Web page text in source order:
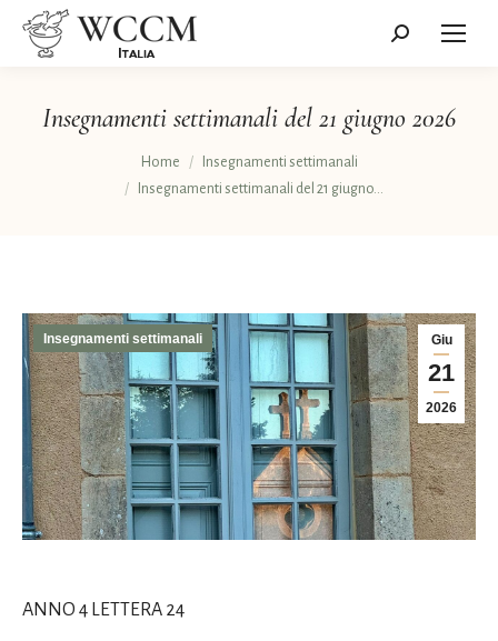
Cerca:
Insegnamenti settimanali del 21 giugno 2026
Home
Insegnamenti settimanali
Insegnamenti settimanali del 21 giugno…
Giu
21
2026
Insegnamenti settimanali
ANNO 4 LETTERA 24